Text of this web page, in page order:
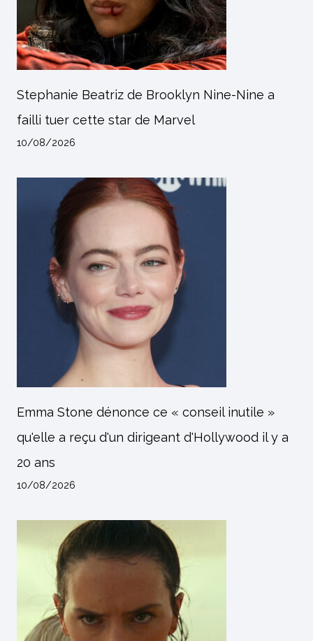
Stephanie Beatriz de Brooklyn Nine-Nine a
failli tuer cette star de Marvel
10/08/2026
Emma Stone dénonce ce « conseil inutile »
qu'elle a reçu d'un dirigeant d'Hollywood il y a
20 ans
10/08/2026